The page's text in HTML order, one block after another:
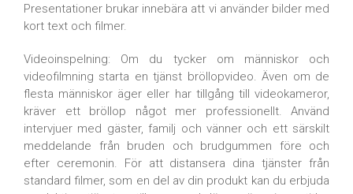
Presentationer brukar innebära att vi använder bilder med
kort text och filmer.
Videoinspelning: Om du tycker om människor och
videofilmning starta en tjänst bröllopvideo. Även om de
flesta människor äger eller har tillgång till videokameror,
kräver ett bröllop något mer professionellt. Använd
intervjuer med gäster, familj och vänner och ett särskilt
meddelande från bruden och brudgummen före och
efter ceremonin. För att distansera dina tjänster från
standard filmer, som en del av din produkt kan du erbjuda